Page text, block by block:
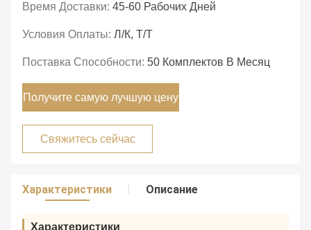
Время Доставки: 45-60 Рабочих Дней
Условия Оплаты: Л/К, Т/Т
Поставка Способности: 50 Комплектов В Месяц
Получите самую лучшую цену
Свяжитесь сейчас
Характеристики Описание
Характеристики